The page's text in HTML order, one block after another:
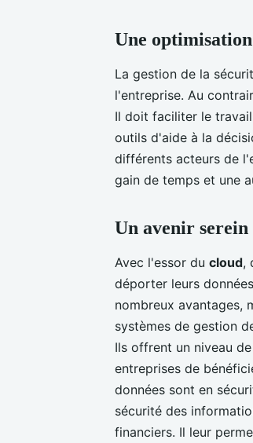
Une optimisation
La gestion de la
l'entreprise. Au
Il doit faciliter le
outils d'aide à la
différents acteurs de
gain de temps et une
Un avenir serein
Avec l'essor du cloud,
déporter leurs
nombreux avantages,
systèmes de gestion
Ils offrent un niveau
entreprises de
données sont en
sécurité des
financiers. Il leur